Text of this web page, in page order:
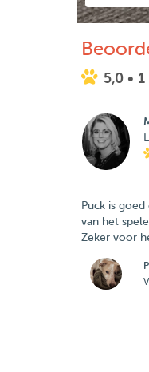
5,0 •
Puck is
van het
Zeker voor